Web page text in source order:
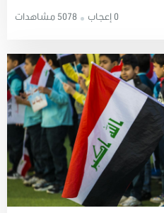
5078 مشاهدات 0 إعجاب